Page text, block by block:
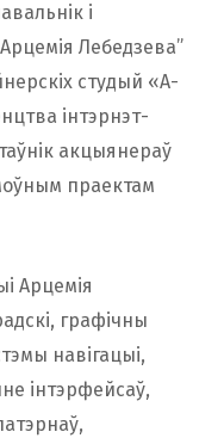
і
Лебедзева”
студый «А-
інтэрнэт-
акцыянераў
праектам
Арцемія
графічны
навігацыі,
інтэрфейсаў,